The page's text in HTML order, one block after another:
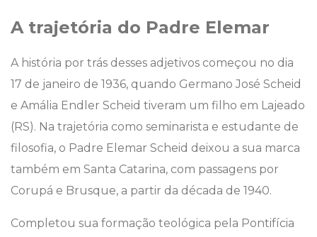
A trajetória do Padre Elemar
A história por trás desses adjetivos começou no dia
17 de janeiro de 1936, quando Germano José Scheid
e Amália Endler Scheid tiveram um filho em Lajeado
(RS). Na trajetória como seminarista e estudante de
filosofia, o Padre Elemar Scheid deixou a sua marca
também em Santa Catarina, com passagens por
Corupá e Brusque, a partir da década de 1940.
Completou sua formação teológica pela Pontifícia